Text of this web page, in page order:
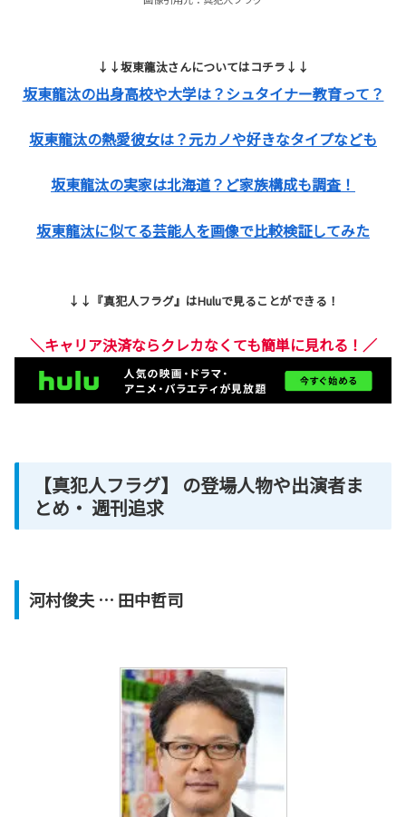
↓↓坂東龍汰さんについてはコチラ↓↓
坂東龍汰の出身高校や大学は？シュタイナー教育って？
坂東龍汰の熱愛彼女は？元カノや好きなタイプなども
坂東龍汰の実家は北海道？ど家族構成も調査！
坂東龍汰に似てる芸能人を画像で比較検証してみた
↓↓『真犯人フラグ』はHuluで見ることができる！
＼キャリア決済ならクレカなくても簡単に見れる！／
【真犯人フラグ】 の登場人物や出演者ま
とめ・ 週刊追求
河村俊夫… 田中哲司